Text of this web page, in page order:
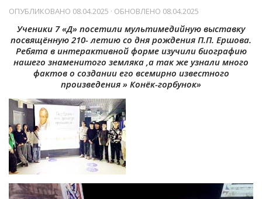
ОПУБЛИКОВАНО 08.04.2025 · ОБНОВЛЕНО 08.04.2025
Ученики 7 «Д» посетили мультимедийную выставку
посвящённую 210- летию со дня рождения П.П. Ершова.
Ребята в интерактивной форме изучили биографию
нашего знаменитого земляка ,а так же узнали много
фактов о создании его всемирно известного
произведения » Конёк-горбунок»